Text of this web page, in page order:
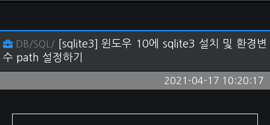
DB/SQL/ [sqlite3] 윈도우 10에 sqlite3 설치 및 환경변
수 path 설정하기
2021-04-17 10:20:17